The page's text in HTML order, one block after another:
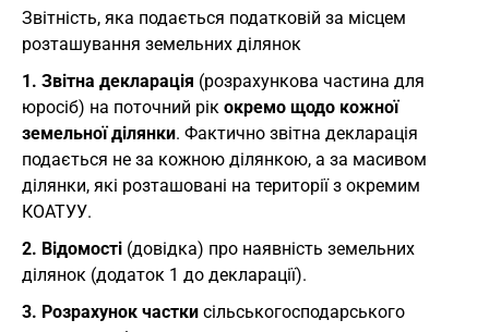
Звітність, яка подається податковій за місцем
розташування земельних ділянок
1. Звітна декларація (розрахункова частина для
юросіб) на поточний рік окремо щодо кожної
земельної ділянки. Фактично звітна декларація
подається не за кожною ділянкою, а за масивом
ділянки, які розташовані на території з окремим
КОАТУУ.
2. Відомості (довідка) про наявність земельних
ділянок (додаток 1 до декларації).
3. Розрахунок частки сільськогосподарського